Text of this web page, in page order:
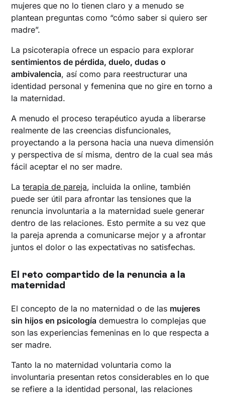
mujeres que no lo tienen claro y a menudo se
plantean preguntas como “cómo saber si quiero ser
madre”.
La psicoterapia ofrece un espacio para explorar
sentimientos de pérdida, duelo, dudas o
ambivalencia, así como para reestructurar una
identidad personal y femenina que no gire en torno a
la maternidad.
A menudo el proceso terapéutico ayuda a liberarse
realmente de las creencias disfuncionales,
proyectando a la persona hacia una nueva dimensión
y perspectiva de sí misma, dentro de la cual sea más
fácil aceptar el no ser madre.
Laterapia de pareja, incluida la online, también
puede ser útil para afrontar las tensiones que la
renuncia involuntaria a la maternidad suele generar
dentro de las relaciones. Esto permite a su vez que
la pareja aprenda a comunicarse mejor y a afrontar
juntos el dolor o las expectativas no satisfechas.
El reto compartido de la renuncia a la
maternidad
El concepto de la no maternidad o de las mujeres
sin hijos en psicología demuestra lo complejas que
son las experiencias femeninas en lo que respecta a
ser madre.
Tanto la no maternidad voluntaria como la
involuntaria presentan retos considerables en lo que
se refiere a la identidad personal, las relaciones